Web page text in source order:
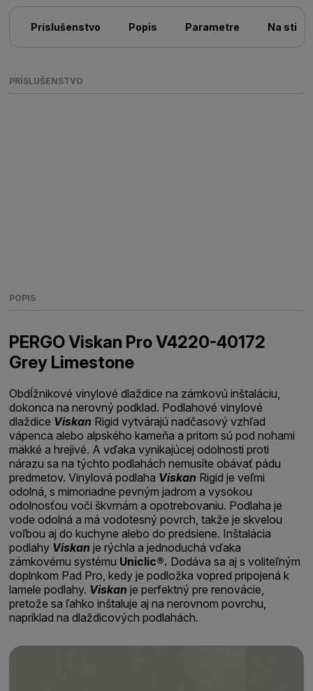
Príslušenstvo Popis Parametre Na
PRÍSLUŠENSTVO
POPIS
PERGO Viskan Pro V4220-40172
Grey Limestone
Obdĺžnikové vinylové dlaždice na zámkovú inštaláciu,
dokonca na nerovný podklad. Podlahové vinylové
dlaždice Viskan Rigid vytvárajú nadčasový vzhľad
vápenca alebo alpského kameňa a pritom sú pod nohami
mäkké a hrejivé. A vďaka vynikajúcej odolnosti proti
nárazu sa na týchto podlahách nemusíte obávať pádu
predmetov. Vinylová podlaha Viskan Rigid je veľmi
odolná, s mimoriadne pevným jadrom a vysokou
odolnosťou voči škvrnám a opotrebovaniu. Podlaha je
vode odolná a má vodotesný povrch, takže je skvelou
voľbou aj do kuchyne alebo do predsiene. Inštalácia
podlahy Viskan je rýchla a jednoduchá vďaka
zámkovému systému Uniclic®. Dodáva sa aj s voliteľným
doplnkom Pad Pro, kedy je podložka vopred pripojená k
lamele podlahy. Viskan je perfektný pre renovácie,
pretože sa ľahko inštaluje aj na nerovnom povrchu,
napríklad na dlaždicových podlahách.